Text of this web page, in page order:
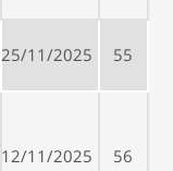
55
25/11/2025
56
12/11/2025